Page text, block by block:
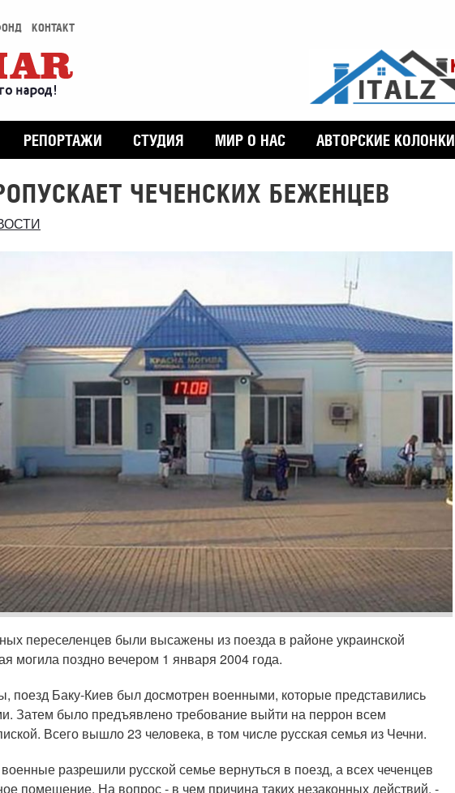
КОНТАКТ
РЕПОРТАЖИ СТУДИЯ МИР О НАС АВТОРСКИЕ КОЛОНКИ
ЧЕЧЕНСКИХ БЕЖЕНЦЕВ
переселенцев были высажены из поезда в районе украинской
могила поздно вечером 1 января 2004 года.
поезд Баку-Киев был досмотрен военными, которые представились
Затем было предъявлено требование выйти на перрон всем
Всего вышло 23 человека, в том числе русская семья из Чечни.
разрешили русской семье вернуться в поезд, а всех чеченцев
помещение. На вопрос - в чем причина таких незаконных действий, -